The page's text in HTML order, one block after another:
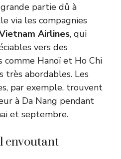
partie dû à
via les compagnies
Airlines, qui
vers des
comme Hanoï et Ho Chi
très abordables. Les
par exemple, trouvent
à Da Nang pendant
et septembre.
envoutant